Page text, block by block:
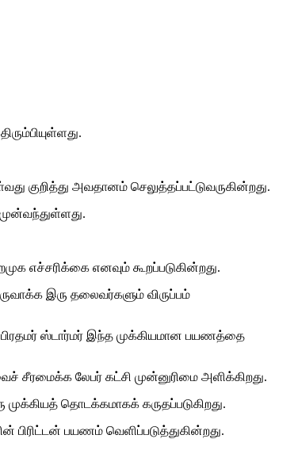
குறித்து அவதானம் செலுத்தப்பட்டுவருகின்றது.
எச்சரிக்கை எனவும் கூறப்படுகின்றது.
இரு தலைவர்களும் விருப்பம்
ஸ்டார்மர் இந்த முக்கியமான பயணத்தை
சீரமைக்க லேபர் கட்சி முன்னுரிமை அளிக்கிறது.
தொடக்கமாகக் கருதப்படுகிறது.
பிரிட்டன் பயணம் வெளிப்படுத்துகின்றது.